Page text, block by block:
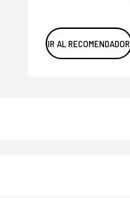
IR AL RECOMENDADOR